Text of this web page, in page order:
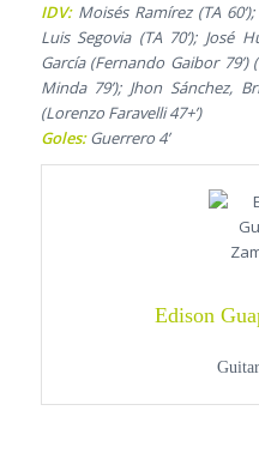
IDV:Moisés Ramírez (TA
Luis Segovia (TA 70’); José
García (Fernando Gaibor 79’)
Minda 79’); Jhon Sánchez,
(Lorenzo Faravelli 47+’)
Goles:Guerrero 4’
Edison